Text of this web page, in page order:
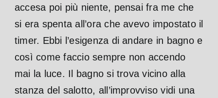
accesa poi più niente, pensai fra me che
si era spenta all’ora che avevo impostato il
timer. Ebbi l’esigenza di andare in bagno e
così come faccio sempre non accendo
mai la luce. Il bagno si trova vicino alla
stanza del salotto, all’improvviso vidi una